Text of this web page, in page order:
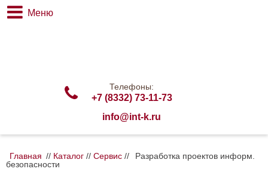
Меню
Телефоны:
+7 (8332) 73-11-73
info@int-k.ru
Главная // Каталог // Сервис //
Разработка проектов информ.
безопасности